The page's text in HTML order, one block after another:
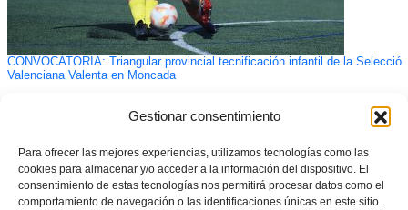
Gestionar consentimiento
Para ofrecer las mejores experiencias, utilizamos tecnologías como las
cookies para almacenar y/o acceder a la información del dispositivo. El
consentimiento de estas tecnologías nos permitirá procesar datos como el
comportamiento de navegación o las identificaciones únicas en este sitio.
CONVOCATORIA: Triangular provincial tecnificación infantil de la Selecció
Valenciana Valenta en Moncada